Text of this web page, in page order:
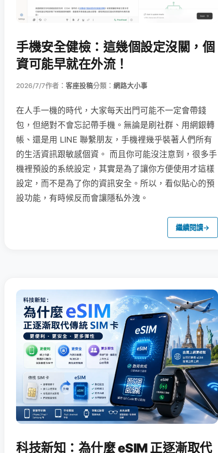
手機安全健檢：這幾個設定沒關，個
資可能早就在外流！
2026/7/7作者： 客座投稿分類： 網路大小事
在人手一機的時代，大家每天出門可能不一定會帶錢
包，但絕對不會忘記帶手機。無論是刷社群、用網銀轉
帳、還是用 LINE 聯繫朋友，手機裡幾乎裝著人們所有
的生活資訊跟敏感個資。 而且你可能沒注意到，很多手
機裡預設的系統設定，其實是為了讓你方便使用才這樣
設定，而不是為了你的資訊安全。所以，看似貼心的預
設功能，有時候反而會讓隱私外洩。
繼續閱讀→
科技新知：為什麼 eSIM 正逐漸取代